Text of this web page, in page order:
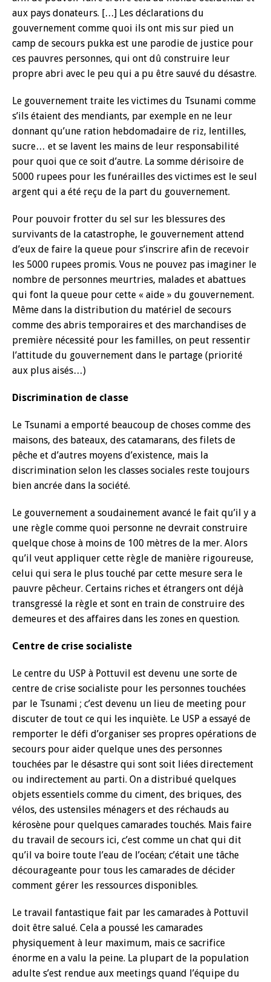
aux pays donateurs. […] Les déclarations du
gouvernement comme quoi ils ont mis sur pied un
camp de secours pukka est une parodie de justice pour
ces pauvres personnes, qui ont dû construire leur
propre abri avec le peu qui a pu être sauvé du désastre.
Le gouvernement traite les victimes du Tsunami comme
s’ils étaient des mendiants, par exemple en ne leur
donnant qu’une ration hebdomadaire de riz, lentilles,
sucre… et se lavent les mains de leur responsabilité
pour quoi que ce soit d’autre. La somme dérisoire de
5000 rupees pour les funérailles des victimes est le seul
argent qui a été reçu de la part du gouvernement.
Pour pouvoir frotter du sel sur les blessures des
survivants de la catastrophe, le gouvernement attend
d’eux de faire la queue pour s’inscrire afin de recevoir
les 5000 rupees promis. Vous ne pouvez pas imaginer le
nombre de personnes meurtries, malades et abattues
qui font la queue pour cette « aide » du gouvernement.
Même dans la distribution du matériel de secours
comme des abris temporaires et des marchandises de
première nécessité pour les familles, on peut ressentir
l’attitude du gouvernement dans le partage (priorité
aux plus aisés…)
Discrimination de classe
Le Tsunami a emporté beaucoup de choses comme des
maisons, des bateaux, des catamarans, des filets de
pêche et d’autres moyens d’existence, mais la
discrimination selon les classes sociales reste toujours
bien ancrée dans la société.
Le gouvernement a soudainement avancé le fait qu’il y a
une règle comme quoi personne ne devrait construire
quelque chose à moins de 100 mètres de la mer. Alors
qu’il veut appliquer cette règle de manière rigoureuse,
celui qui sera le plus touché par cette mesure sera le
pauvre pêcheur. Certains riches et étrangers ont déjà
transgressé la règle et sont en train de construire des
demeures et des affaires dans les zones en question.
Centre de crise socialiste
Le centre du USP à Pottuvil est devenu une sorte de
centre de crise socialiste pour les personnes touchées
par le Tsunami ; c’est devenu un lieu de meeting pour
discuter de tout ce qui les inquiète. Le USP a essayé de
remporter le défi d’organiser ses propres opérations de
secours pour aider quelque unes des personnes
touchées par le désastre qui sont soit liées directement
ou indirectement au parti. On a distribué quelques
objets essentiels comme du ciment, des briques, des
vélos, des ustensiles ménagers et des réchauds au
kérosène pour quelques camarades touchés. Mais faire
du travail de secours ici, c’est comme un chat qui dit
qu’il va boire toute l’eau de l’océan; c’était une tâche
décourageante pour tous les camarades de décider
comment gérer les ressources disponibles.
Le travail fantastique fait par les camarades à Pottuvil
doit être salué. Cela a poussé les camarades
physiquement à leur maximum, mais ce sacrifice
énorme en a valu la peine. La plupart de la population
adulte s’est rendue aux meetings quand l’équipe du